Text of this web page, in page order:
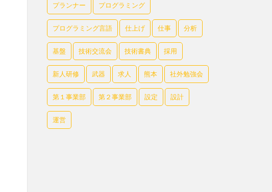
プランナー プログラミング
プログラミング言語 仕上げ 仕事 分析
基盤 技術交流会 技術書典 採用
新人研修 武器 求人 熊本 社外勉強会
第１事業部 第２事業部 設定 設計
運営